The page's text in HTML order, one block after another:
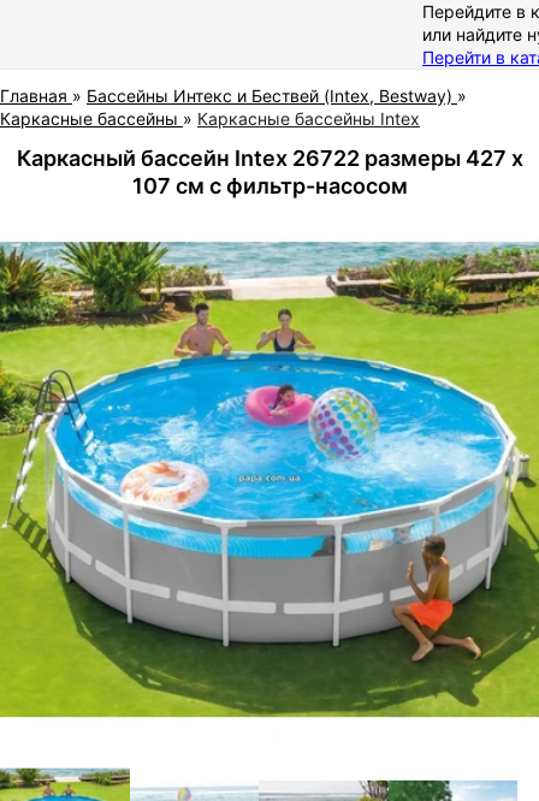
Перейдите в
или найдите
Перейти в
Главная » Бассейны Интекс и Бествей (Intex, Bestway) »
Каркасные бассейны » Каркасные бассейны Intex
Каркасный бассейн Intex 26722 размеры 427 х
107 см с фильтр-насосом